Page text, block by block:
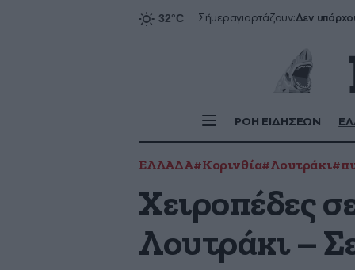
Σήμεραγιορτάζουν:Δεν
ΡΟΗ ΕΙΔΗΣΕΩΝ
ΕΛΛΑΔΑ#Κορινθία#Λουτράκι
Χειροπέδες
Λουτράκι –